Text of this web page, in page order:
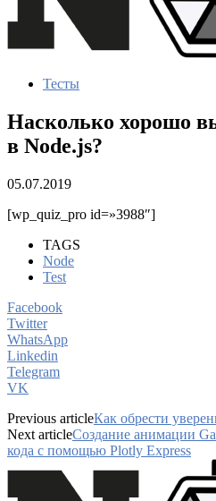
Тесты
Насколько хорошо
в Node.js?
05.07.2019
[wp_quiz_pro id=»3988″]
TAGS
Node
Test
Facebook
Twitter
WhatsApp
Linkedin
Telegram
VK
Previous articleКак обрести
Next articleСоздание анимации
кода с помощью Plotly Express